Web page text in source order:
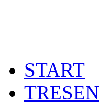
START
TRESEN